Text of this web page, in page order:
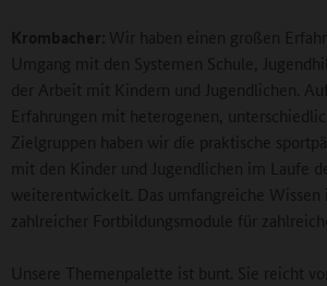
Krombacher: Wir haben einen großen
Umgang mit den Systemen Schule,
der Arbeit mit Kindern und Jugendlichen.
Erfahrungen mit heterogenen,
Zielgruppen haben wir die praktische
mit den Kinder und Jugendlichen im Laufe
weiterentwickelt. Das umfangreiche
zahlreicher Fortbildungsmodule für
Unsere Themenpalette ist bunt. Sie reicht